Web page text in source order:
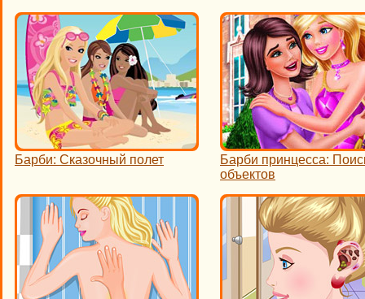
Барби: Сказочный полет
Барби принцесса:
объектов